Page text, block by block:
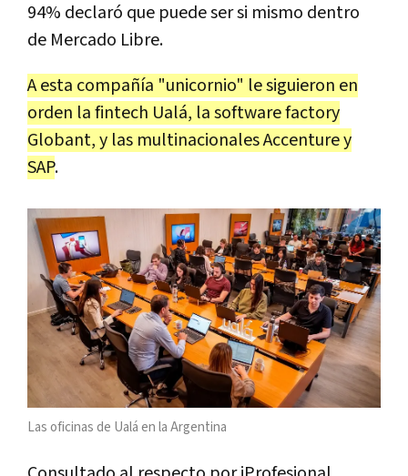
94% declaró que puede ser si mismo dentro
de Mercado Libre.
A esta compañía "unicornio" le siguieron en
orden la fintech Ualá, la software factory
Globant, y las multinacionales Accenture y
SAP.
Las oficinas de Ualá en la Argentina